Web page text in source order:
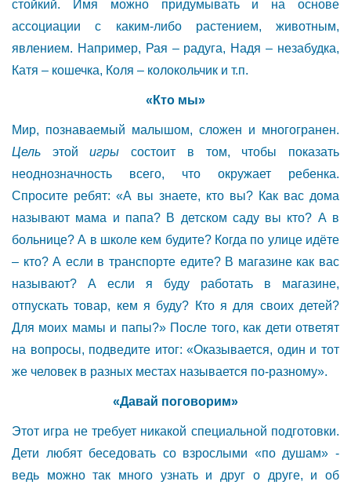
стойкий. Имя можно придумывать и на основе
ассоциации с каким-либо растением, животным,
явлением. Например, Рая – радуга, Надя – незабудка,
Катя – кошечка, Коля – колокольчик и т.п.
«Кто мы»
Мир, познаваемый малышом, сложен и многогранен.
Цель этойигрысостоит в том, чтобы показать
неоднозначность всего, что окружает ребенка.
Спросите ребят: «А вы знаете, кто вы? Как вас дома
называют мама и папа? В детском саду вы кто? А в
больнице? А в школе кем будите? Когда по улице идёте
– кто? А если в транспорте едите? В магазине как вас
называют? А если я буду работать в магазине,
отпускать товар, кем я буду? Кто я для своих детей?
Для моих мамы и папы?» После того, как дети ответят
на вопросы, подведите итог: «Оказывается, один и тот
же человек в разных местах называется по-разному».
«Давай поговорим»
Этот игра не требует никакой специальной подготовки.
Дети любят беседовать со взрослыми «по душам» -
ведь можно так много узнать и друг о друге, и об